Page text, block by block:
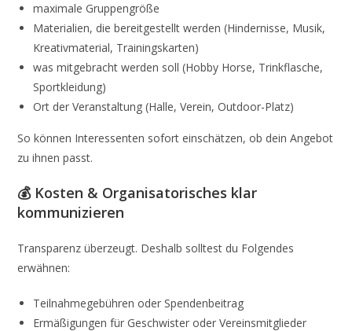
maximale Gruppengröße
Materialien, die bereitgestellt werden (Hindernisse, Musik,
Kreativmaterial, Trainingskarten)
was mitgebracht werden soll (Hobby Horse, Trinkflasche,
Sportkleidung)
Ort der Veranstaltung (Halle, Verein, Outdoor-Platz)
So können Interessenten sofort einschätzen, ob dein Angebot
zu ihnen passt.
💰 Kosten & Organisatorisches klar
kommunizieren
Transparenz überzeugt. Deshalb solltest du Folgendes
erwähnen:
Teilnahmegebühren oder Spendenbeitrag
Ermäßigungen für Geschwister oder Vereinsmitglieder